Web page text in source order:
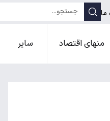
ما
منهای اقتصاد سایر